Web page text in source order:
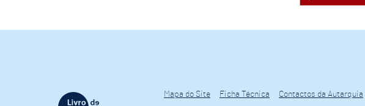
Mapa do Site Ficha Técnica Contactos da Autarquia